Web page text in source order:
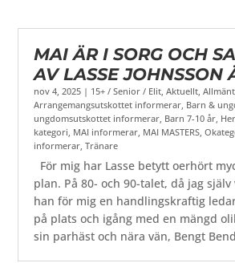
MAI ÄR I SORG OCH
AV LASSE JOHNSSON
nov 4, 2025 | 15+ / Senior / Elit ,Aktuellt ,Allmänt
Arrangemangsutskottet informerar Barn &
ungdomsutskottet informerar Barn 7-10 år
kategori MAI informerar MAI MASTERS ,
informerar ,Tränare
För mig har Lasse betytt oerhört
plan. På 80- och 90-talet, då jag
han för mig en handlingskraftig
på plats och igång med en mängd
sin parhäst och nära vän, Bengt